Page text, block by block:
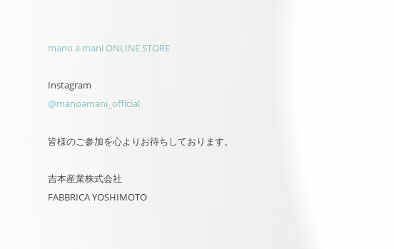
mano a mani ONLINE STORE
Instagram
@manoamani_official
皆様のご参加を心よりお待ちしております。
吉本産業株式会社
FABBRICA YOSHIMOTO